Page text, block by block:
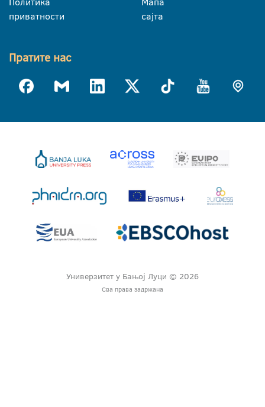
приватности
сајта
Пратите нас
Универзитет у Бањој Луци © 2026
Сва права задржана